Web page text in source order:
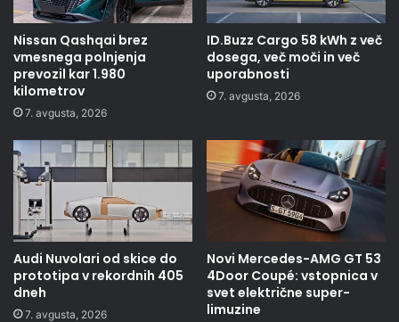
Nissan Qashqai brez
vmesnega polnjenja
prevozil kar 1.980
kilometrov
7. avgusta, 2026
ID.Buzz Cargo 58 kWh z več
dosega, več moči in več
uporabnosti
7. avgusta, 2026
Audi Nuvolari od skice do
prototipa v rekordnih 405
dneh
7. avgusta, 2026
Novi Mercedes-AMG GT 53
4Door Coupé: vstopnica v
svet električne super-
limuzine